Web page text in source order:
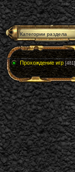
Категории раздела
Прохождение игр [481]